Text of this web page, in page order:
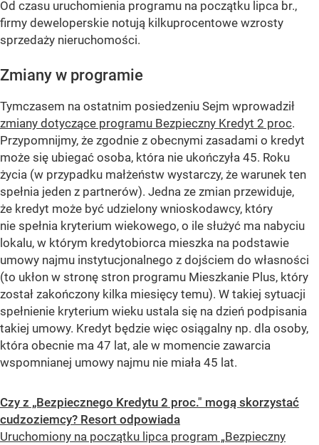
Od czasu uruchomienia programu na początku lipca br.,
firmy deweloperskie notują kilkuprocentowe wzrosty
sprzedaży nieruchomości.
Zmiany w programie
Tymczasem na ostatnim posiedzeniu Sejm wprowadził
zmiany dotyczące programu Bezpieczny Kredyt 2 proc.
Przypomnijmy, że zgodnie z obecnymi zasadami o kredyt
może się ubiegać osoba, która nie ukończyła 45. Roku
życia (w przypadku małżeństw wystarczy, że warunek ten
spełnia jeden z partnerów). Jedna ze zmian przewiduje,
że kredyt może być udzielony wnioskodawcy, który
nie spełnia kryterium wiekowego, o ile służyć ma nabyciu
lokalu, w którym kredytobiorca mieszka na podstawie
umowy najmu instytucjonalnego z dojściem do własności
(to ukłon w stronę stron programu Mieszkanie Plus, który
został zakończony kilka miesięcy temu). W takiej sytuacji
spełnienie kryterium wieku ustala się na dzień podpisania
takiej umowy. Kredyt będzie więc osiągalny np. dla osoby,
która obecnie ma 47 lat, ale w momencie zawarcia
wspomnianej umowy najmu nie miała 45 lat.
Czy z „Bezpiecznego Kredytu 2 proc." mogą skorzystać
cudzoziemcy? Resort odpowiada
Uruchomiony na początku lipca program „Bezpieczny